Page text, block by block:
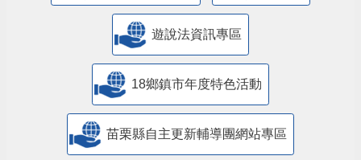
遊說法資訊專區
18鄉鎮市年度特色活動
苗栗縣自主更新輔導團網站專區